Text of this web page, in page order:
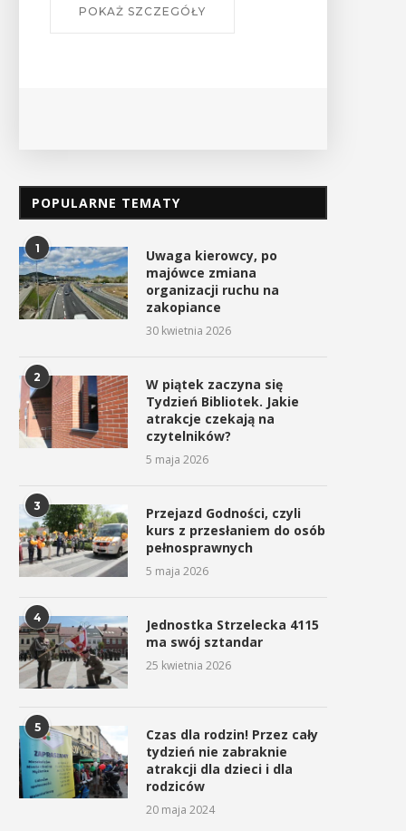
POPULARNE TEMATY
1
Uwaga kierowcy, po
majówce zmiana
organizacji ruchu na
zakopiance
30 kwietnia 2026
2
W piątek zaczyna się
Tydzień Bibliotek. Jakie
atrakcje czekają na
czytelników?
5 maja 2026
3
Przejazd Godności, czyli
kurs z przesłaniem do osób
pełnosprawnych
5 maja 2026
4
Jednostka Strzelecka 4115
ma swój sztandar
25 kwietnia 2026
5
Czas dla rodzin! Przez cały
tydzień nie zabraknie
atrakcji dla dzieci i dla
rodziców
20 maja 2024